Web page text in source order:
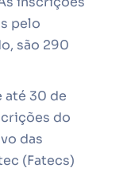
pelo
são 290
até 30 de
do
das
(Fatecs)